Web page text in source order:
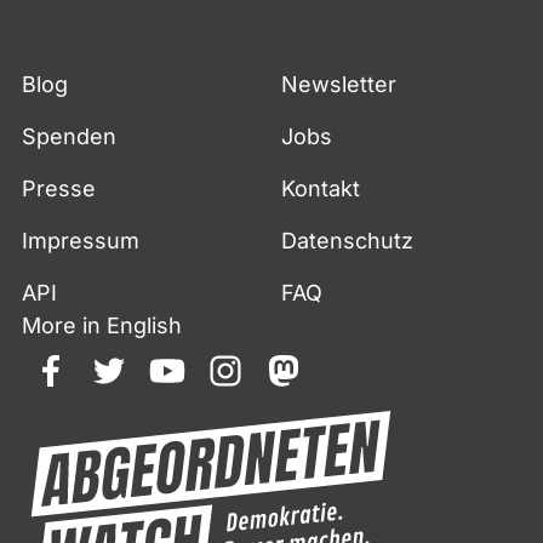
Blog Newsletter
Spenden Jobs
Presse Kontakt
Impressum Datenschutz
API
FAQ
More in English
facebooktwitteryoutubeinstagrammastodon